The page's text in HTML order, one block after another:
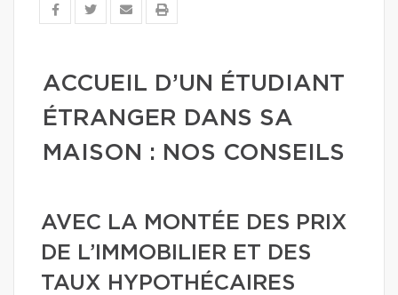
ACCUEIL D’UN ÉTUDIANT
ÉTRANGER DANS SA
MAISON : NOS CONSEILS
AVEC LA MONTÉE DES PRIX
DE L’IMMOBILIER ET DES
TAUX HYPOTHÉCAIRES